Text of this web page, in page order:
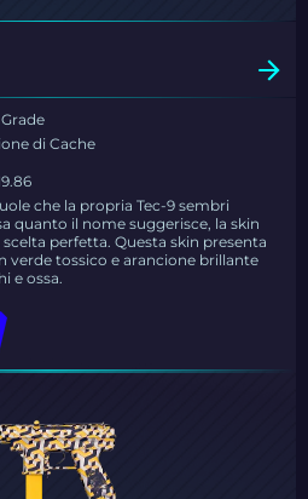
di Cache
che la propria Tec-9 sembri
quanto il nome suggerisce, la skin
scelta perfetta. Questa skin presenta
verde tossico e arancione brillante
e ossa.